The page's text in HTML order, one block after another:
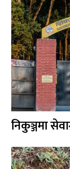
निकुञ्जमा